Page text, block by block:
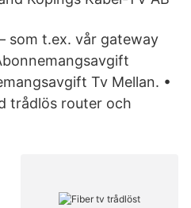
som t.ex. vår gateway
Tv Mellan. •
trådlös router och